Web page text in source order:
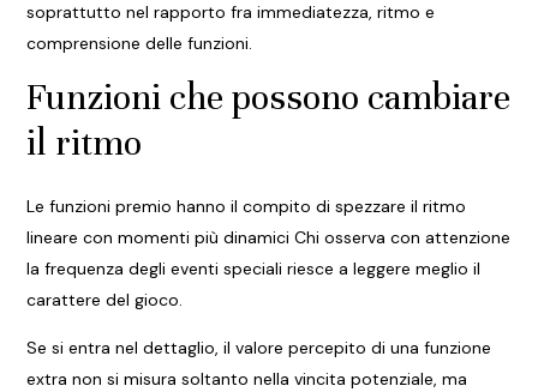
soprattutto nel rapporto fra immediatezza, ritmo e
comprensione delle funzioni.
Funzioni che possono cambiare
il ritmo
Le funzioni premio hanno il compito di spezzare il ritmo
lineare con momenti più dinamici Chi osserva con attenzione
la frequenza degli eventi speciali riesce a leggere meglio il
carattere del gioco.
Se si entra nel dettaglio, il valore percepito di una funzione
extra non si misura soltanto nella vincita potenziale, ma